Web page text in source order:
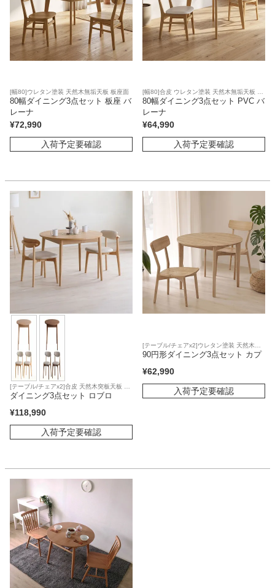
[幅80]ウレタン塗装 天然木無垢天板 板座面
80幅ダイニング3点セット 板座 バ
レーナ
¥72,990
入荷予定要確認
[幅80]合皮 ウレタン塗装 天然木無垢天板 合
皮座面
80幅ダイニング3点セット PVC バ
レーナ
¥64,990
入荷予定要確認
[テーブル/チェアx2]合皮 天然木突板天板 ア
ジャスター 合皮座面
ダイニング3点セット ロブロ
¥118,990
入荷予定要確認
[テーブル/チェアx2]ウレタン塗装 天然木突
板天板 アジャスター 板座面
90円形ダイニング3点セット カプ
¥62,990
入荷予定要確認